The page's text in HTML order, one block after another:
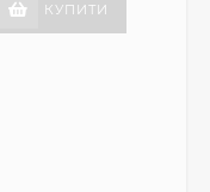
КУПИТИ